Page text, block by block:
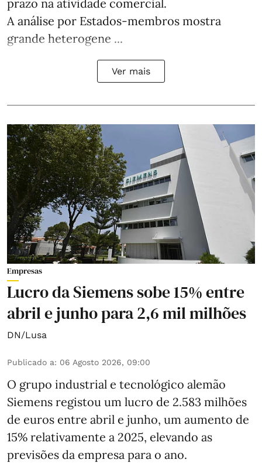
prazo na atividade comercial.
A análise por Estados‑membros mostra
grande heterogene ...
Ver mais
Empresas
Lucro da Siemens sobe 15% entre
abril e junho para 2,6 mil milhões
DN/Lusa
Publicado a: 06 Agosto 2026, 09:00
O grupo industrial e tecnológico alemão
Siemens registou um lucro de 2.583 milhões
de euros entre abril e junho, um aumento de
15% relativamente a 2025, elevando as
previsões da empresa para o ano.